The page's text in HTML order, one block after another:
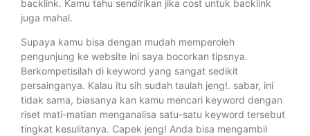
backlink. Kamu tahu sendirikan jika cost untuk backlink
juga mahal.
Supaya kamu bisa dengan mudah memperoleh
pengunjung ke website ini saya bocorkan tipsnya.
Berkompetisilah di keyword yang sangat sedikit
persainganya. Kalau itu sih sudah taulah jeng!. sabar, ini
tidak sama, biasanya kan kamu mencari keyword dengan
riset mati-matian menganalisa satu-satu keyword tersebut
tingkat kesulitanya. Capek jeng! Anda bisa mengambil